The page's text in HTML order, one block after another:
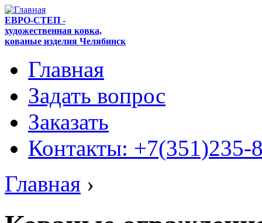
ЕВРО-СТЕП -
художественная ковка,
кованые изделия Челябинск
Главная
Задать вопрос
Заказать
Контакты: +7(351)235-
Главная ›